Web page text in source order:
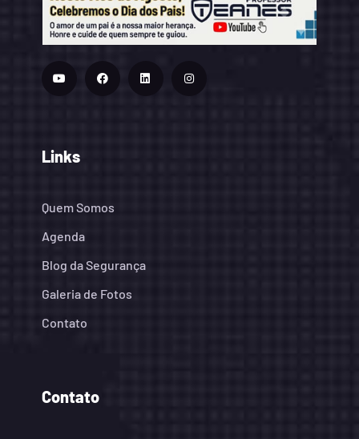
Links
Quem Somos
Agenda
Blog da Segurança
Galeria de Fotos
Contato
Contato